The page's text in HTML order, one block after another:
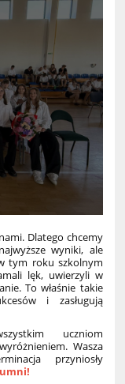
Dlatego chcemy
wyniki, ale
tym roku szkolnym
lęk, uwierzyli w
To właśnie takie
i zasługują
uczniom
Wasza
przyniosły